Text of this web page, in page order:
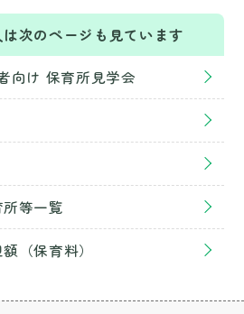
次のページも見ています
向け 保育所見学会
等一覧
（保育料）